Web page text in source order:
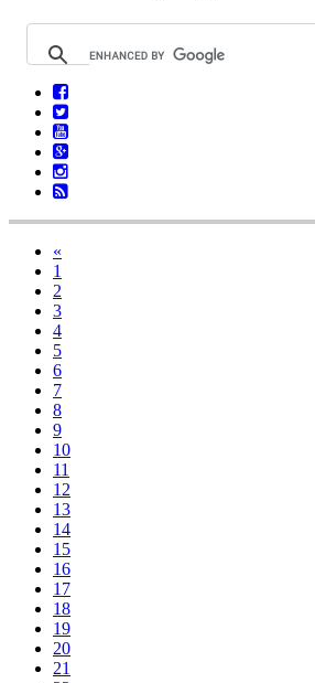
«
1
2
3
4
5
6
7
8
9
10
11
12
13
14
15
16
17
18
19
20
21